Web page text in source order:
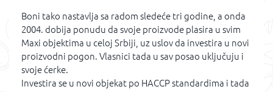
Boni tako nastavlja sa radom sledeće tri godine, a onda
2004. dobija ponudu da svoje proizvode plasira u svim
Maxi objektima u celoj Srbiji, uz uslov da investira u novi
proizvodni pogon. Vlasnici tada u sav posao uključuju i
svoje ćerke.
Investira se u novi objekat po HACCP standardima i tada